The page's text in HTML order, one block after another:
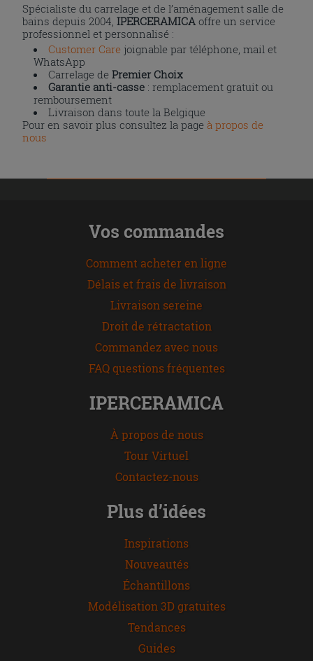
Spécialiste du carrelage et de l’aménagement salle de
bains depuis 2004,IPERCERAMICA offre un service
professionnel et personnalisé :
Customer Care joignable par téléphone, mail et
WhatsApp
Carrelage dePremier Choix
Garantie anti-casse : remplacement gratuit ou
remboursement
Livraison dans toute la Belgique
Pour en savoir plus consultez la page à propos de
nous
Vos commandes
Comment acheter en ligne
Délais et frais de livraison
Livraison sereine
Droit de rétractation
Commandez avec nous
FAQ questions fréquentes
IPERCERAMICA
À propos de nous
Tour Virtuel
Contactez-nous
Plus d’idées
Inspirations
Nouveautés
Échantillons
Modélisation 3D gratuites
Tendances
Guides